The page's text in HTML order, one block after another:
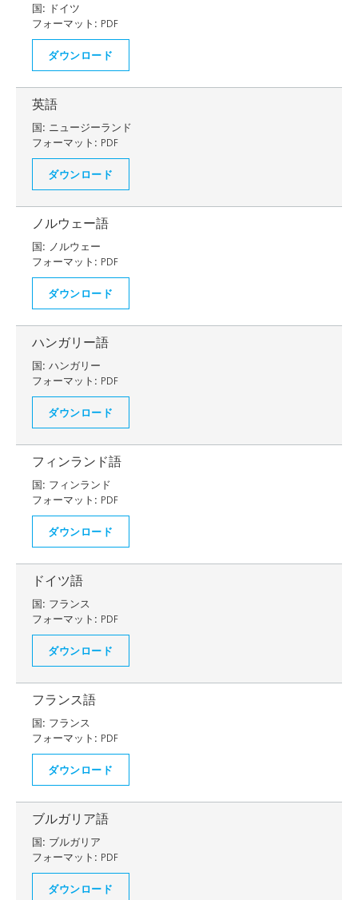
国: ドイツ
フォーマット: PDF
ダウンロード
英語
国: ニュージーランド
フォーマット: PDF
ダウンロード
ノルウェー語
国: ノルウェー
フォーマット: PDF
ダウンロード
ハンガリー語
国: ハンガリー
フォーマット: PDF
ダウンロード
フィンランド語
国: フィンランド
フォーマット: PDF
ダウンロード
ドイツ語
国: フランス
フォーマット: PDF
ダウンロード
フランス語
国: フランス
フォーマット: PDF
ダウンロード
ブルガリア語
国: ブルガリア
フォーマット: PDF
ダウンロード